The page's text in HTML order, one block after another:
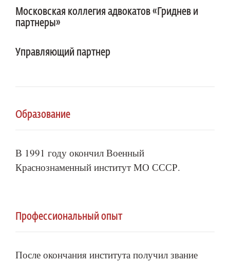
Московская коллегия адвокатов «Гриднев и
партнеры»
Управляющий партнер
Образование
В 1991 году окончил Военный
Краснознаменный институт МО СССР.
Профессиональный опыт
После окончания института получил звание